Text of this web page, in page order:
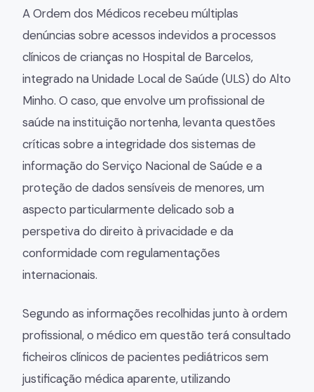
A Ordem dos Médicos recebeu múltiplas
denúncias sobre acessos indevidos a processos
clínicos de crianças no Hospital de Barcelos,
integrado na Unidade Local de Saúde (ULS) do Alto
Minho. O caso, que envolve um profissional de
saúde na instituição nortenha, levanta questões
críticas sobre a integridade dos sistemas de
informação do Serviço Nacional de Saúde e a
proteção de dados sensíveis de menores, um
aspecto particularmente delicado sob a
perspetiva do direito à privacidade e da
conformidade com regulamentações
internacionais.
Segundo as informações recolhidas junto à ordem
profissional, o médico em questão terá consultado
ficheiros clínicos de pacientes pediátricos sem
justificação médica aparente, utilizando